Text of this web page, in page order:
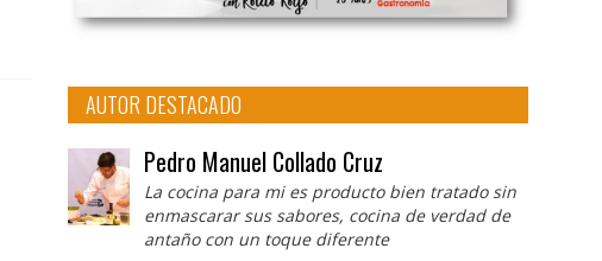
AUTOR DESTACADO
Pedro Manuel Collado Cruz
La cocina para mi es producto bien tratado sin
enmascarar sus sabores, cocina de verdad de
antaño con un toque diferente